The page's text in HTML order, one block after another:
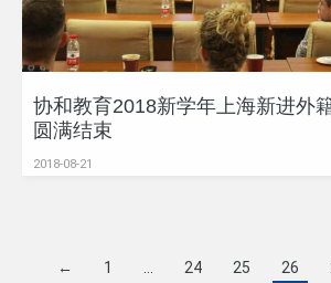
协和教育2018新学年上海新进外
圆满结束
2018-08-21
← 1 24 25 26